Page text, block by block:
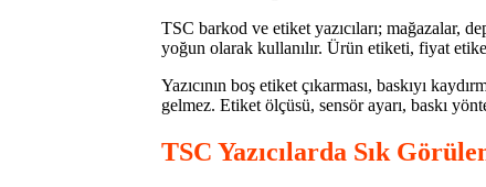
TSC barkod ve etiket yazıcıları; mağazalar,
yoğun olarak kullanılır. Ürün etiketi, fiyat
Yazıcının boş etiket çıkarması, baskıyı
gelmez. Etiket ölçüsü, sensör ayarı, baskı
TSC Yazıcılarda Sık